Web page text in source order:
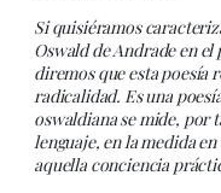
Si quisiéramos
Oswald de Andrade en
diremos que esta poesía
radicalidad. Es una
oswaldiana se mide, por
lenguaje, en la medida
aquella conciencia